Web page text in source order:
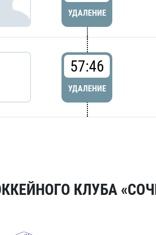
УДАЛЕНИЕ
57:46
УДАЛЕНИЕ
КЛУБА